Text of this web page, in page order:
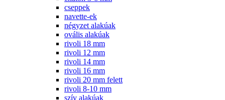
cseppek
navette-ek
négyzet alakúak
ovális alakúak
rivoli 18 mm
rivoli 12 mm
rivoli 14 mm
rivoli 16 mm
rivoli 20 mm felett
rivoli 8-10 mm
szív alakúak